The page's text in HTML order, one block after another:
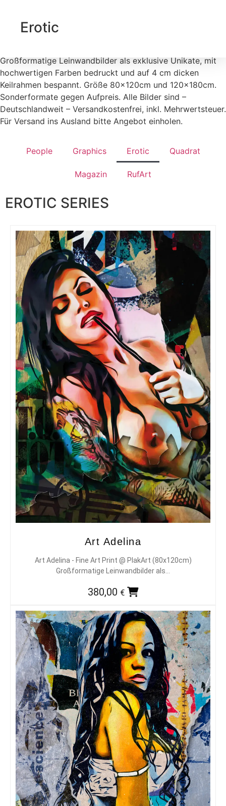
Erotic
Großformatige Leinwandbilder als exklusive Unikate, mit
hochwertigen Farben bedruckt und auf 4 cm dicken
Keilrahmen bespannt. Größe 80x120cm und 120x180cm.
Sonderformate gegen Aufpreis. Alle Bilder sind –
Deutschlandweit – Versandkostenfrei, inkl. Mehrwertsteuer.
Für Versand ins Ausland bitte Angebot einholen.
People Graphics Erotic Quadrat
Magazin RufArt
EROTIC SERIES
Art Adelina
Art Adelina - Fine Art Print @ PlakArt (80x120cm)
Großformatige Leinwandbilder als…
380,00 €